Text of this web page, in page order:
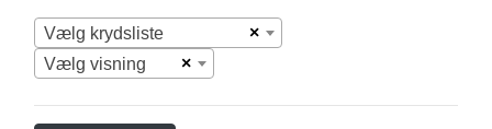
×
Vælg krydsliste
×
Vælg visning